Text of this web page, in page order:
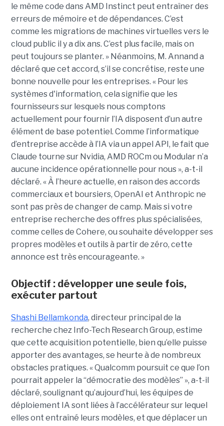
le même code dans AMD Instinct peut entraîner des
erreurs de mémoire et de dépendances. C’est
comme les migrations de machines virtuelles vers le
cloud public il y a dix ans. C’est plus facile, mais on
peut toujours se planter. » Néanmoins, M. Annand a
déclaré que cet accord, s’il se concrétise, reste une
bonne nouvelle pour les entreprises. « Pour les
systèmes d'information, cela signifie que les
fournisseurs sur lesquels nous comptons
actuellement pour fournir l’IA disposent d’un autre
élément de base potentiel. Comme l’informatique
d’entreprise accède à l’IA via un appel API, le fait que
Claude tourne sur Nvidia, AMD ROCm ou Modular n’a
aucune incidence opérationnelle pour nous », a-t-il
déclaré. « À l’heure actuelle, en raison des accords
commerciaux et boursiers, OpenAI et Anthropic ne
sont pas près de changer de camp. Mais si votre
entreprise recherche des offres plus spécialisées,
comme celles de Cohere, ou souhaite développer ses
propres modèles et outils à partir de zéro, cette
annonce est très encourageante. »
Objectif : développer une seule fois,
exécuter partout
Shashi Bellamkonda, directeur principal de la
recherche chez Info-Tech Research Group, estime
que cette acquisition potentielle, bien qu’elle puisse
apporter des avantages, se heurte à de nombreux
obstacles pratiques. « Qualcomm poursuit ce que l’on
pourrait appeler la “démocratie des modèles” », a-t-il
déclaré, soulignant qu’aujourd’hui, les équipes de
déploiement IA sont liées à l’accélérateur sur lequel
elles ont entraîné leurs modèles, et que déplacer un